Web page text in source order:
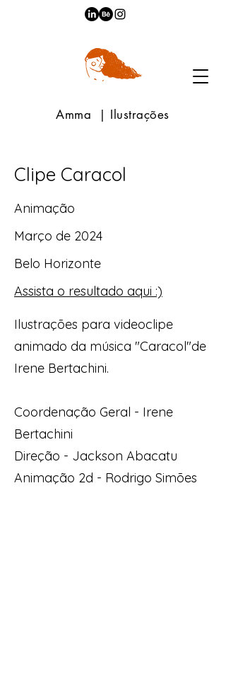
Amma | Ilustrações
Clipe Caracol
Animação
Março de 2024
Belo Horizonte
Assista o resultado aqui :)
Ilustrações para videoclipe
animado da música "Caracol"de
Irene Bertachini.
Coordenação Geral - Irene
Bertachini
Direção - Jackson Abacatu
Animação 2d - Rodrigo Simões